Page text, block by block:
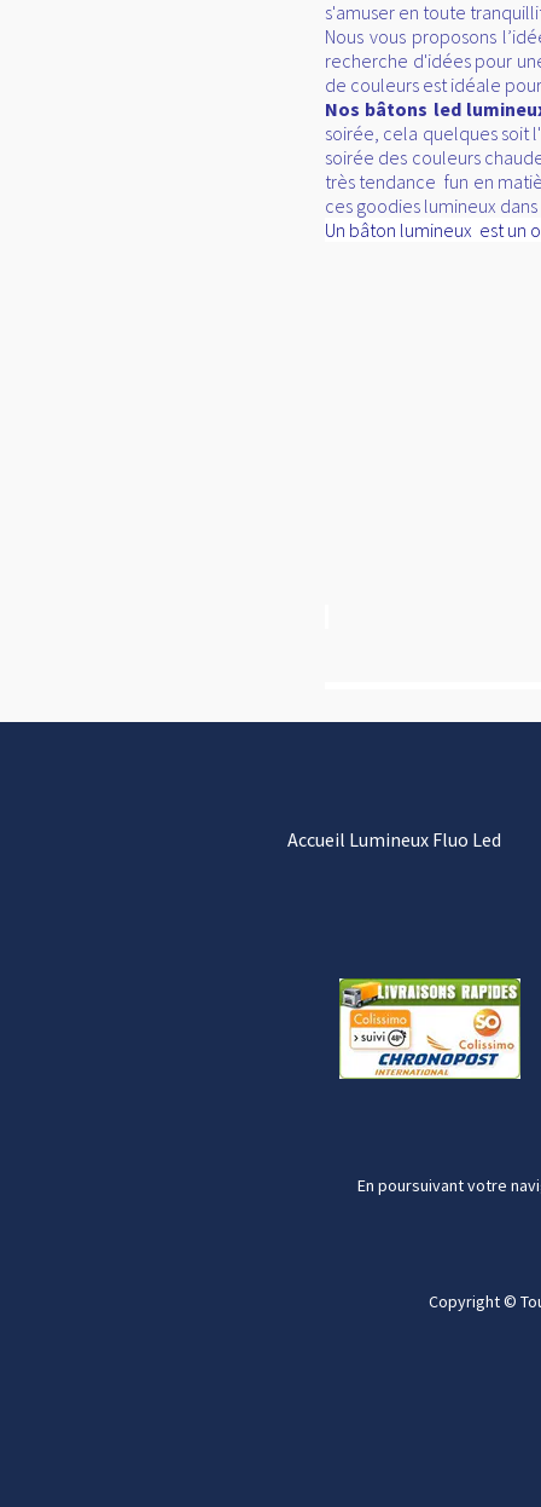
Accueil Lumineux Fluo Led
En poursuivant votre
Copyright ©
s'amuser en toute
Nous vous proposons
recherche d'idées pour
de couleurs est idéale
Nos bâtons led
soirée, cela quelques soit
soirée des couleurs
très tendance fun en
ces goodies lumineux
Un bâton lumineux est un